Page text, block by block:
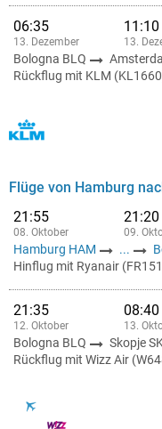
06:35
13. Dezember
11:10
13.
Bologna BLQ
Rückflug mit KLM
Flüge von Hamburg
21:55
08. Oktober
21:20
09.
Hamburg HAM ...
Hinflug mit Ryanair
21:35
12. Oktober
08:40
13.
Bologna BLQ Skopje
Rückflug mit Wizz Air